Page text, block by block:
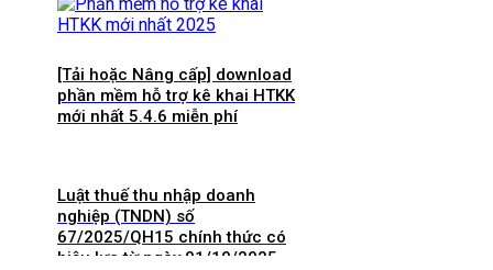
[Tải hoặc Nâng cấp] download
phần mềm hỗ trợ kê khai HTKK
mới nhất 5.4.6 miễn phí
Luật thuế thu nhập doanh
nghiệp (TNDN) số
67/2025/QH15 chính thức có
hiệu lực từ ngày 01/10/2025